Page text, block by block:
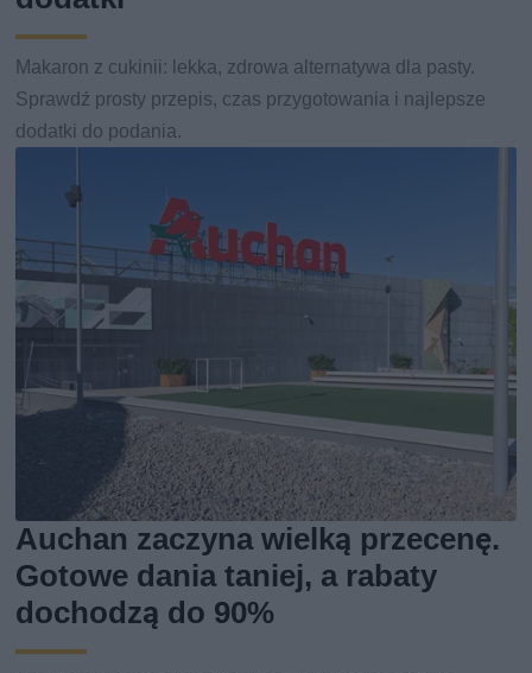
Makaron z cukinii: lekka, zdrowa alternatywa dla pasty.
Sprawdź prosty przepis, czas przygotowania i najlepsze
dodatki do podania.
Auchan zaczyna wielką przecenę.
Gotowe dania taniej, a rabaty
dochodzą do 90%